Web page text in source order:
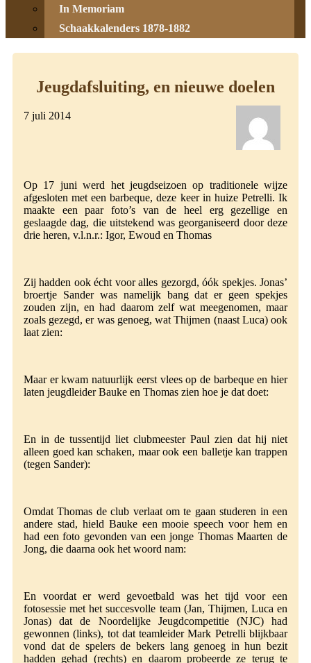
In Memoriam
Schaakkalenders 1878-1882
Jeugdafsluiting, en nieuwe doelen
7 juli 2014
Op 17 juni werd het jeugdseizoen op traditionele wijze
afgesloten met een barbeque, deze keer in huize Petrelli. Ik
maakte een paar foto’s van de heel erg gezellige en
geslaagde dag, die uitstekend was georganiseerd door deze
drie heren, v.l.n.r.: Igor, Ewoud en Thomas
Zij hadden ook écht voor alles gezorgd, óók spekjes. Jonas’
broertje Sander was namelijk bang dat er geen spekjes
zouden zijn, en had daarom zelf wat meegenomen, maar
zoals gezegd, er was genoeg, wat Thijmen (naast Luca) ook
laat zien:
Maar er kwam natuurlijk eerst vlees op de barbeque en hier
laten jeugdleider Bauke en Thomas zien hoe je dat doet:
En in de tussentijd liet clubmeester Paul zien dat hij niet
alleen goed kan schaken, maar ook een balletje kan trappen
(tegen Sander):
Omdat Thomas de club verlaat om te gaan studeren in een
andere stad, hield Bauke een mooie speech voor hem en
had een foto gevonden van een jonge Thomas Maarten de
Jong, die daarna ook het woord nam:
En voordat er werd gevoetbald was het tijd voor een
fotosessie met het succesvolle team (Jan, Thijmen, Luca en
Jonas) dat de Noordelijke Jeugdcompetitie (NJC) had
gewonnen (links), tot dat teamleider Mark Petrelli blijkbaar
vond dat de spelers de bekers lang genoeg in hun bezit
hadden gehad (rechts) en daarom probeerde ze terug te